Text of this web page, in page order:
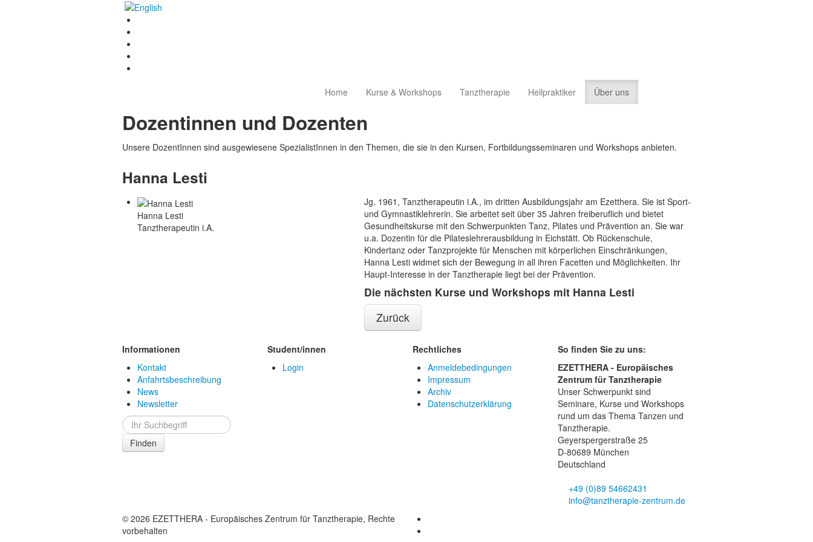
Home Kurse & Workshops Tanztherapie Heilpraktiker Über uns
Dozentinnen und Dozenten
Unsere DozentInnen sind ausgewiesene SpezialistInnen in den Themen, die sie in den Kursen, Fortbildungsseminaren und Workshops anbieten.
Hanna Lesti
Hanna Lesti
Tanztherapeutin i.A.
Jg. 1961, Tanztherapeutin i.A., im dritten Ausbildungsjahr am Ezetthera. Sie ist Sport-
und Gymnastiklehrerin. Sie arbeitet seit über 35 Jahren freiberuflich und bietet
Gesundheitskurse mit den Schwerpunkten Tanz, Pilates und Prävention an. Sie war
u.a. Dozentin für die Pilateslehrerausbildung in Eichstätt. Ob Rückenschule,
Kindertanz oder Tanzprojekte für Menschen mit körperlichen Einschränkungen,
Hanna Lesti widmet sich der Bewegung in all ihren Facetten und Möglichkeiten. Ihr
Haupt-Interesse in der Tanztherapie liegt bei der Prävention.
Die nächsten Kurse und Workshops mit Hanna Lesti
Zurück
Informationen
Kontakt
Anfahrtsbeschreibung
News
Newsletter
Finden
Student/innen
Login
Rechtliches
Anmeldebedingungen
Impressum
Archiv
Datenschutzerklärung
So finden Sie zu uns:
EZETTHERA - Europäisches
Zentrum für Tanztherapie
Unser Schwerpunkt sind
Seminare, Kurse und Workshops
rund um das Thema Tanzen und
Tanztherapie.
Geyerspergerstraße 25
D-80689 München
Deutschland
+49 (0)89 54662431
info@tanztherapie-zentrum.de
© 2026 EZETTHERA - Europäisches Zentrum für Tanztherapie, Rechte
vorbehalten